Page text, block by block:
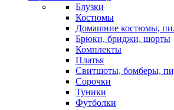
Блузки
Костюмы
Домашние костюмы,
Брюки, бриджи, шорты
Комплекты
Платья
Свитшоты, бомберы,
Сорочки
Туники
Футболки